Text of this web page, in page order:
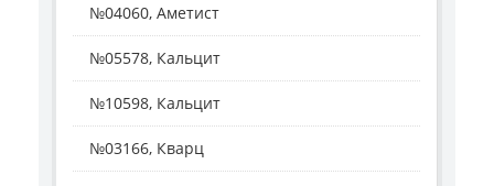
№04060, Аметист
№05578, Кальцит
№10598, Кальцит
№03166, Кварц